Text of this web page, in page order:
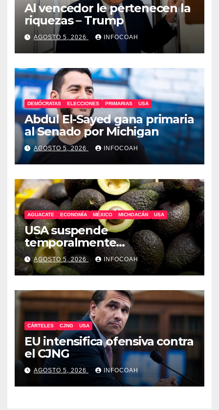
Al vencedor le pertenecen la
riquezas – Trump
AGOSTO 5, 2026 INFOCOAH
DEMÓCRATAS ELECCIONES PRIMARIAS USA
Abdul El-Sayed gana primaria
al Senado por Michigan
AGOSTO 5, 2026 INFOCOAH
AGUACATE ECONOMÍA MÉXICO MICHOACÁN USA
USA suspende
temporalmente
exportaciones de aguacate
michoacano
AGOSTO 5, 2026 INFOCOAH
CÁRTELES CJNG USA
EU intensifica ofensiva contra
el CJNG
AGOSTO 5, 2026 INFOCOAH